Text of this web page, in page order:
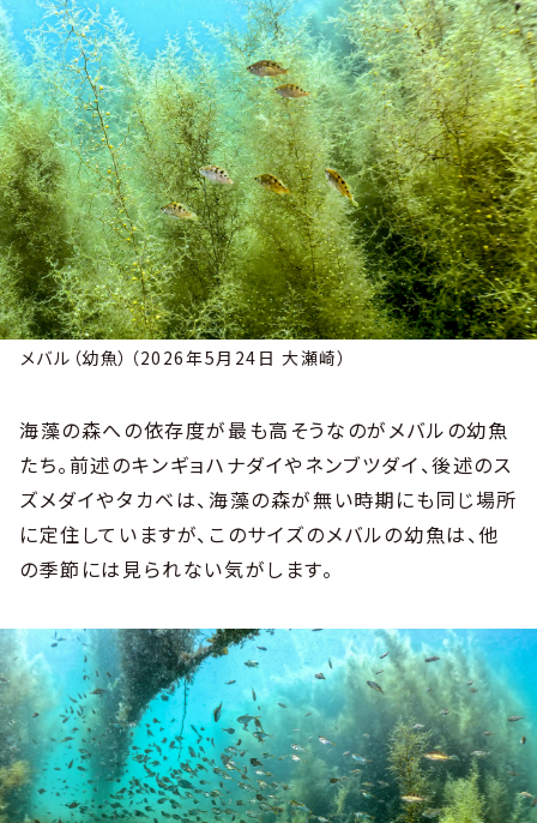
メバル（幼魚）（2026年5月24日 大瀬崎）
海藻の森への依存度が最も高そうなのがメバルの幼魚
たち。前述のキンギョハナダイやネンブツダイ、後述のス
ズメダイやタカベは、海藻の森が無い時期にも同じ場所
に定住していますが、このサイズのメバルの幼魚は、他
の季節には見られない気がします。